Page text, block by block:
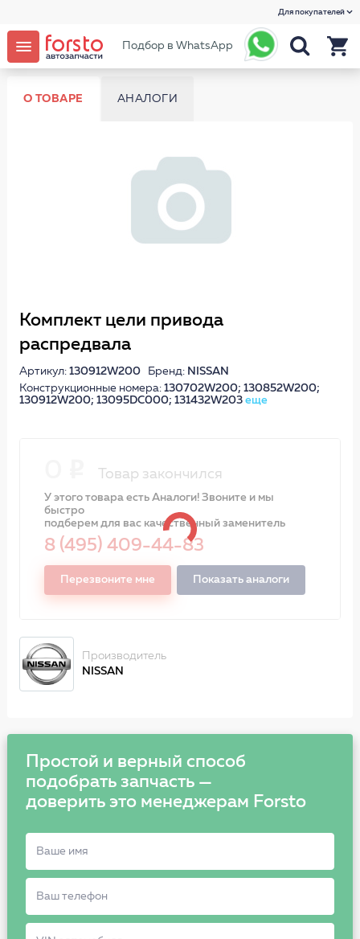
Для покупателей
Подбор в WhatsApp
О ТОВАРЕ АНАЛОГИ
Комплект цели привода
распредвала
Артикул: 130912W200Бренд: NISSAN
Конструкционные номера: 130702W200; 130852W200;
130912W200; 13095DC000; 131432W203 еще
Товар закончился
У этого товара есть Аналоги! Звоните и мы
быстро
подберем для вас качественный заменитель
8 (495) 409-44-83
Перезвоните мне Показать аналоги
Производитель
NISSAN
Простой и верный способ
подобрать запчасть —
доверить это менеджерам Forsto